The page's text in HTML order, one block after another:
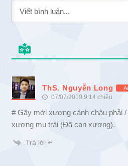
ThS. Nguyễn Long
07/07/2019 9:14 chiều
# Gãy mới xương cánh chậu phải
xương mu trái (Đã can xương).
Trả lời ↵